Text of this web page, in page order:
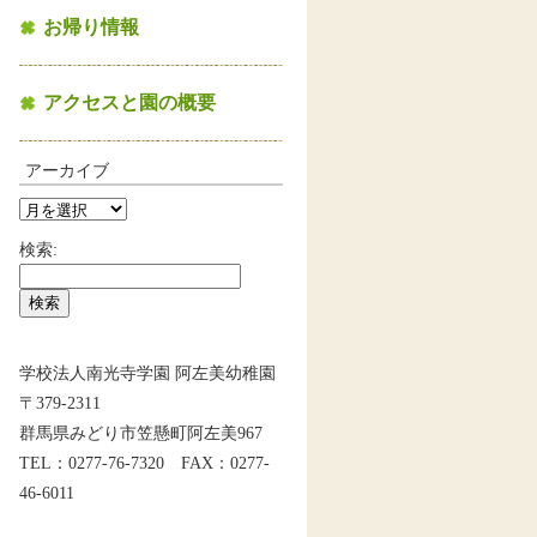
お帰り情報
アクセスと園の概要
アーカイブ
検索:
学校法人南光寺学園 阿左美幼稚園
〒379-2311
群馬県みどり市笠懸町阿左美967
TEL：0277-76-7320 FAX：0277-
46-6011